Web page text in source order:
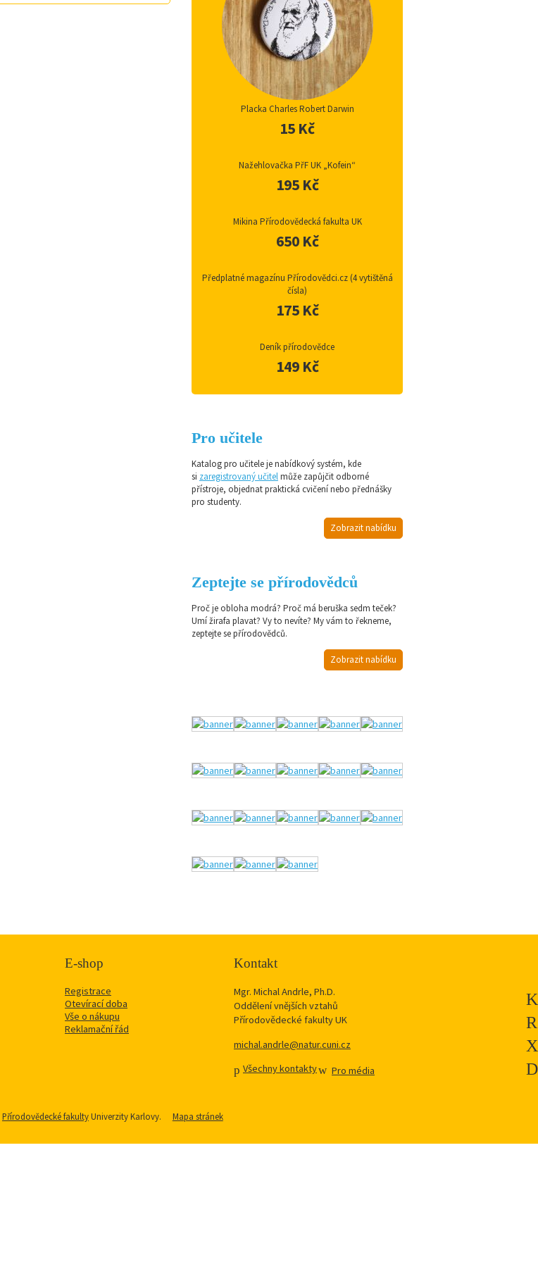
Placka Charles Robert Darwin
15 Kč
Nažehlovačka PřF UK „Kofein“
195 Kč
Mikina Přírodovědecká fakulta UK
650 Kč
Předplatné magazínu Přírodovědci.cz (4 vytištěná
čísla)
175 Kč
Deník přírodovědce
149 Kč
Pro učitele
Katalog pro učitele je nabídkový systém, kde
si zaregistrovaný učitelmůže zapůjčit odborné
přístroje, objednat praktická cvičení nebo přednášky
pro studenty.
Zobrazit nabídku
Zeptejte se přírodovědců
Proč je obloha modrá? Proč má beruška sedm teček?
Umí žirafa plavat? Vy to nevíte? My vám to řekneme,
zeptejte se přírodovědců.
Zobrazit nabídku
E-shop
Registrace
Otevírací doba
Vše o nákupu
Reklamační řád
Kontakt
Mgr. Michal Andrle, Ph.D.
Oddělení vnějších vztahů
Přírodovědecké fakulty UK
michal.andrle@natur.cuni.cz
Všechny kontakty
Pro média
Přírodovědecké fakultyUniverzity Karlovy. Mapa stránek